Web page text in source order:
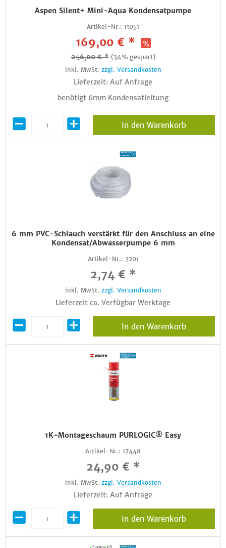
Aspen Silent+ Mini-Aqua Kondensatpumpe
Artikel-Nr.: 11051
169,00 € *
256,00 € * (34% gespart)
inkl. MwSt. zzgl. Versandkosten
Lieferzeit: Auf Anfrage
benötigt 6mm Kondensatleitung
In den Warenkorb
6 mm PVC-Schlauch verstärkt für den Anschluss an eine
Kondensat/Abwasserpumpe 6 mm
Artikel-Nr.: 7201
2,74 € *
inkl. MwSt. zzgl. Versandkosten
Lieferzeit ca. Verfügbar Werktage
In den Warenkorb
1K-Montageschaum PURLOGIC® Easy
Artikel-Nr.: 17448
24,90 € *
inkl. MwSt. zzgl. Versandkosten
Lieferzeit: Auf Anfrage
In den Warenkorb